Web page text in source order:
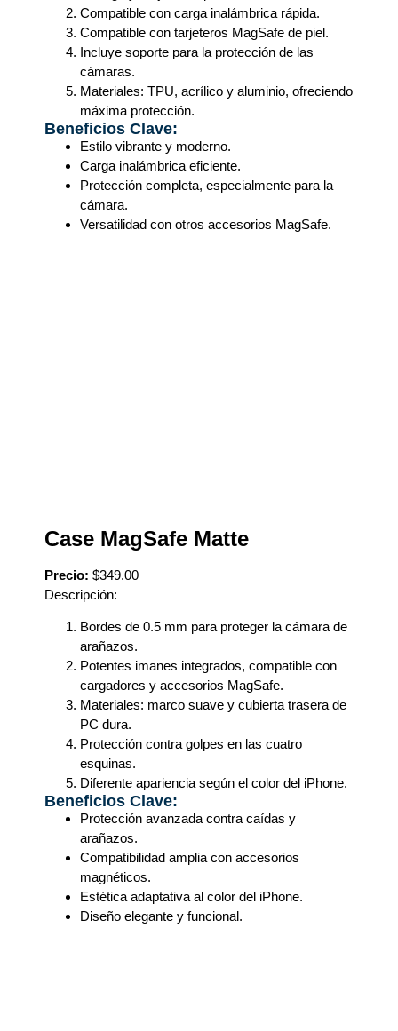
Compatible con carga inalámbrica rápida.
Compatible con tarjeteros MagSafe de piel.
Incluye soporte para la protección de las
cámaras.
Materiales: TPU, acrílico y aluminio, ofreciendo
máxima protección.
Beneficios Clave:
Estilo vibrante y moderno.
Carga inalámbrica eficiente.
Protección completa, especialmente para la
cámara.
Versatilidad con otros accesorios MagSafe.
Case MagSafe Matte
Precio: $349.00
Descripción:
Bordes de 0.5 mm para proteger la cámara de
arañazos.
Potentes imanes integrados, compatible con
cargadores y accesorios MagSafe.
Materiales: marco suave y cubierta trasera de
PC dura.
Protección contra golpes en las cuatro
esquinas.
Diferente apariencia según el color del iPhone.
Beneficios Clave:
Protección avanzada contra caídas y
arañazos.
Compatibilidad amplia con accesorios
magnéticos.
Estética adaptativa al color del iPhone.
Diseño elegante y funcional.